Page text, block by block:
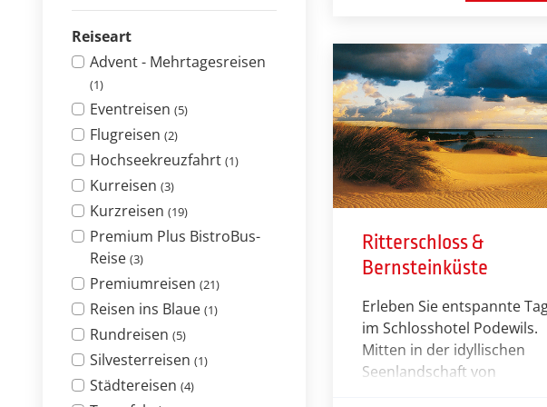
Reiseart
Advent - Mehrtagesreisen
(1)
Eventreisen (5)
Flugreisen (2)
Hochseekreuzfahrt (1)
Kurreisen (3)
Kurzreisen (19)
Premium Plus BistroBus-
Reise (3)
Premiumreisen (21)
Reisen ins Blaue (1)
Rundreisen (5)
Silvesterreisen (1)
Städtereisen (4)
überhaupt nicht
Ritterschloss &
Bernsteinküste
Erleben Sie entspannte
im Schlosshotel Podewils.
Mitten in der idyllischen
Seenlandschaft von